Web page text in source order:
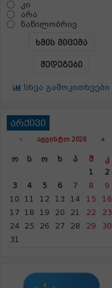
კი
არა
ნაწილობრივ
ხმის მიცემა
შედეგები
სხვა გამოკითხვები
არქივი
« ᲐᲒᲕᲘᲡᲢᲝ 2026 »
Ო Ს Ო Ხ Პ Შ
Კ
1
2
3
4 5 6 7 8
9
10
11 12 13 14 15
16
17
18 19 20 21 22
23
24
25 26 27 28 29
30
31